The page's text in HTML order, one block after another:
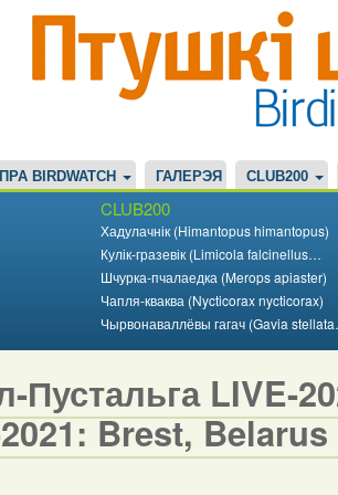
ПРА BIRDWATCH ГАЛЕРЭЯ CLUB200
CLUB200
Хадулачнік (Himantopus himantopus)
Кулік-гразевік (Limicola falcinellus…
Шчурка-пчалаедка (Merops apiaster)
Чапля-кваква (Nycticorax nycticorax)
Чырвонаваллёвы гагач (Gavia
Пустальга LIVE-
Brest,